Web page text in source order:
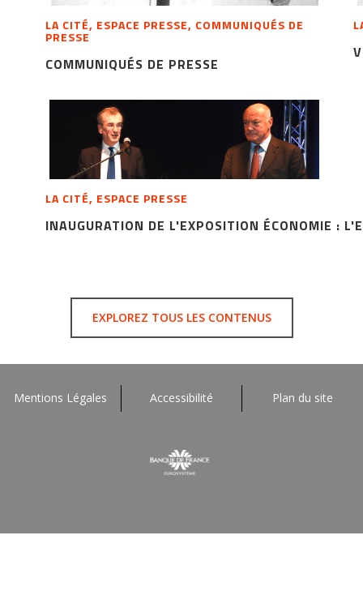
LA CITÉ, ESPACE PRESSE, COMMUNIQUÉS DE
PRESSE
COMMUNIQUÉS DE PRESSE
LA CITÉ, ESPACE PRESSE
INAUGURATION DE L'EXPOSITION ÉCONOMIE :
EXPLOREZ TOUS LES CONTENUS
Mentions Légales Accessibilité Plan du site